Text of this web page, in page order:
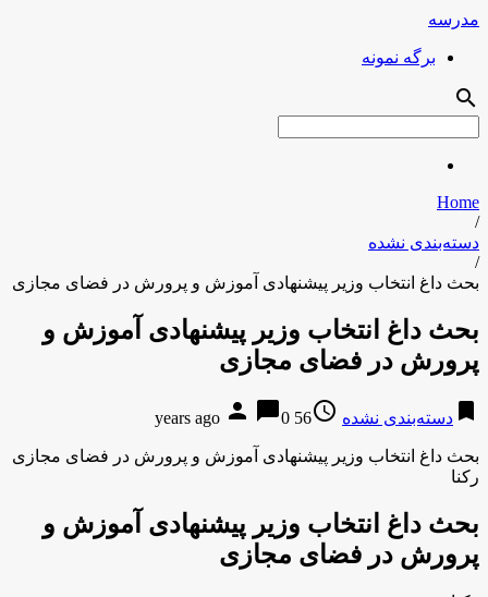
مدرسه
برگه نمونه
search
Home
/
دسته‌بندی نشده
/
بحث داغ انتخاب وزیر پیشنهادی آموزش و پرورش در فضای مجازی
بحث داغ انتخاب وزیر پیشنهادی آموزش و
پرورش در فضای مجازی
bookmark دسته‌بندی نشده access_time
56 years ago
person chat_bubble0
بحث داغ انتخاب وزیر پیشنهادی آموزش و پرورش در فضای مجازی
رکنا
بحث داغ انتخاب وزیر پیشنهادی آموزش و
پرورش در فضای مجازی